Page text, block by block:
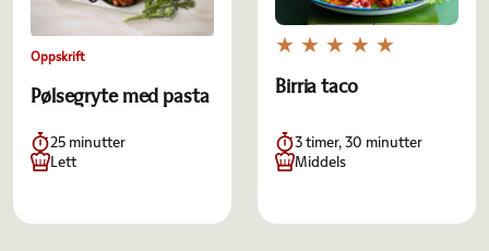
Oppskrift
Pølsegryte med pasta
25 minutter
Lett
Birria taco
3 timer, 30 minutter
Middels